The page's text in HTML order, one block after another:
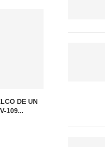
DE UN
109...